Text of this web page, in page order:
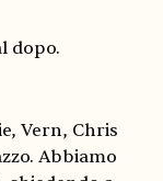
dopo.
Vern, Chris
Abbiamo